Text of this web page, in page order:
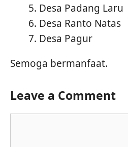
Desa Padang Laru
Desa Ranto Natas
Desa Pagur
Semoga bermanfaat.
Leave a Comment